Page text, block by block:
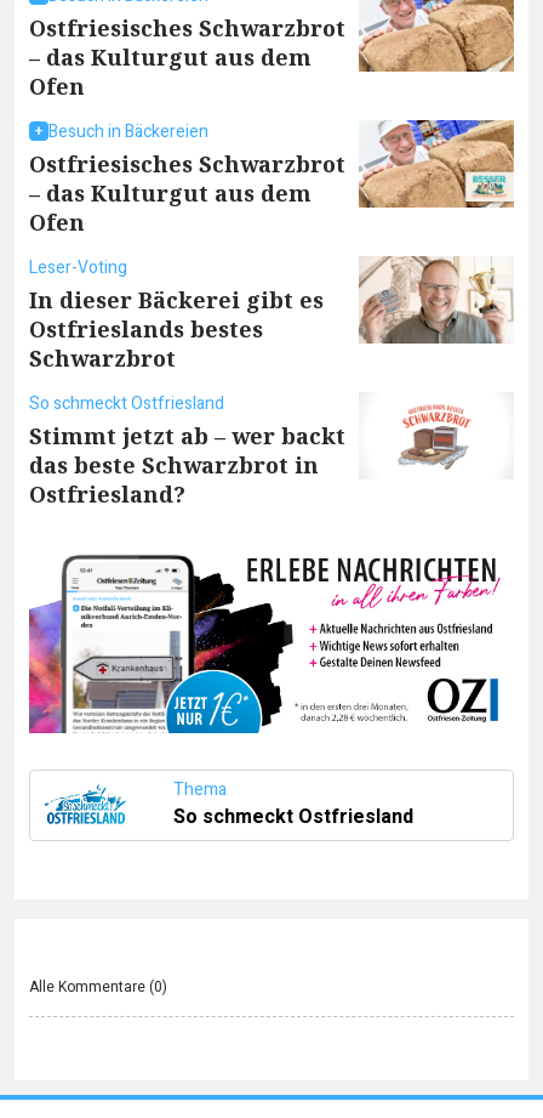
Ostfriesisches Schwarzbrot
– das Kulturgut aus dem
Ofen
Besuch in Bäckereien
Ostfriesisches Schwarzbrot
– das Kulturgut aus dem
Ofen
Leser-Voting
In dieser Bäckerei gibt es
Ostfrieslands bestes
Schwarzbrot
So schmeckt Ostfriesland
Stimmt jetzt ab – wer backt
das beste Schwarzbrot in
Ostfriesland?
Thema
So schmeckt Ostfriesland
Alle Kommentare (0)